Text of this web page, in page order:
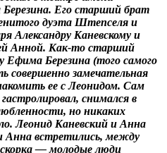
Березина. Его старший брат
дуэта Штепселя и
Александру Каневскому и
Анной. Как-то старший
Ефима Березина (того самого
совершенно замечательная
ее с Леонидом. Сам
снимался в
но никаких
Леонид Каневский и Анна
Анна встретились, между
— молодые люди